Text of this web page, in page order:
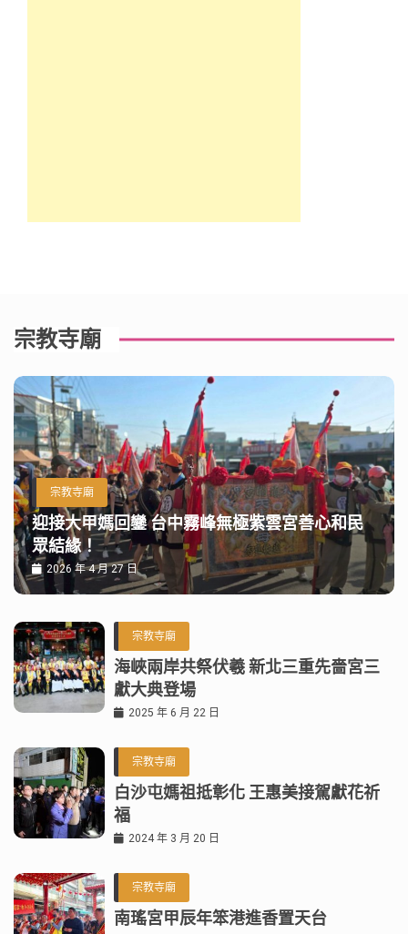
宗教寺廟
宗教寺廟
迎接大甲媽回鑾 台中霧峰無極紫雲宮善心和民
眾結緣！
2026 年 4 月 27 日
宗教寺廟
海峽兩岸共祭伏羲 新北三重先嗇宮三
獻大典登場
2025 年 6 月 22 日
宗教寺廟
白沙屯媽祖抵彰化 王惠美接駕獻花祈
福
2024 年 3 月 20 日
宗教寺廟
南瑤宮甲辰年笨港進香置天台